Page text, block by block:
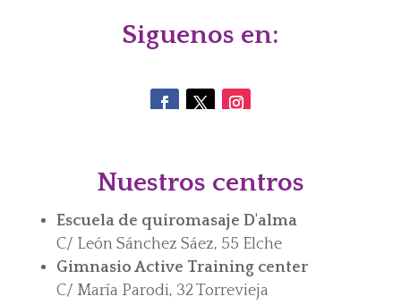
Siguenos en:
Nuestros centros
Escuela de quiromasaje D'alma
C/ León Sánchez Sáez, 55 Elche
Gimnasio Active Training center
C/ María Parodi, 32 Torrevieja